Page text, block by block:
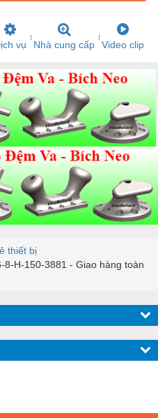
vụ Nhà cung cấp Video clip
thiết bị
H-150-3881 - Giao hàng toàn